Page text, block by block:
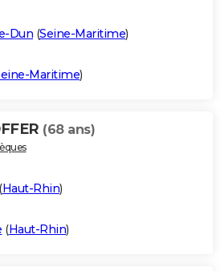
Dun (Seine-Maritime)
Maritime)
(68 ans)
(Haut-Rhin)
(Haut-Rhin)